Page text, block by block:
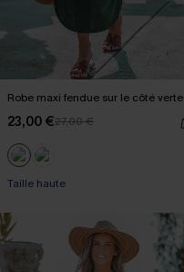
Robe maxi fendue sur le côté verte
23,00 €27,00 €
Taille haute